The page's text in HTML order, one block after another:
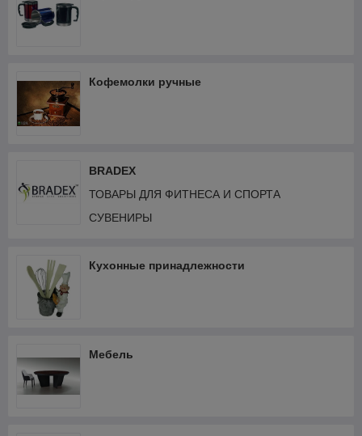
Кофемолки ручные
BRADEX
ТОВАРЫ ДЛЯ ФИТНЕСА И СПОРТА
СУВЕНИРЫ
Кухонные принадлежности
Мебель